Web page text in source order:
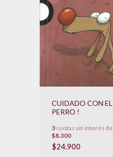
CUIDADO CON EL
PERRO !
3 cuotas sin interés de
$8.300
$24.900